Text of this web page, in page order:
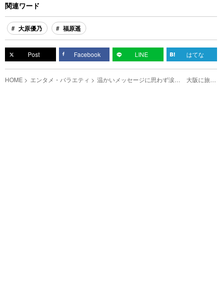
関連ワード
大原優乃 福原遥
Post Facebook LINE はてな
HOME エンタメ・バラエティ 温かいメッセージに思わず涙… 大阪に旅立
つ福原遥を、大原優乃がサプライズで激励！